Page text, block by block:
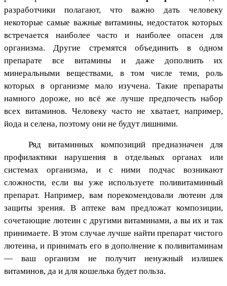
разработчики полагают, что важно дать человеку
некоторые самые важные витамины, недостаток которых
встречается наиболее часто и наиболее опасен для
организма. Другие стремятся объединить в одном
препарате все витамины и даже дополнить их
минеральными веществами, в том числе теми, роль
которых в организме мало изучена. Такие препараты
намного дороже, но всё же лучше предпочесть набор
всех витаминов. Человеку часто не хватает, например,
йода и селена, поэтому они не будут лишними.
Ряд витаминных композиций предназначен для
профилактики нарушения в отдельных органах или
системах организма, и с ними подчас возникают
сложности, если вы уже используете поливитаминный
препарат. Например, вам порекомендовали лютеин для
защиты зрения. В аптеке вам предложат композиции,
сочетающие лютеин с другими витаминами, а вы их и так
принимаете. В этом случае лучше найти препарат чистого
лютеина, и принимать его в дополнение к поливитаминам
— ваш организм не получит ненужный излишек
витаминов, да и для кошелька будет польза.